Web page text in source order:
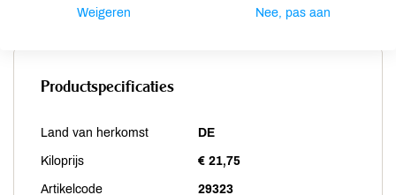
Zwaveldioxide / sulfieten
niet aanwezig
Productspecificaties
Land van herkomst DE
Kiloprijs € 21,75
Artikelcode 29323
Weigeren Nee, pas aan